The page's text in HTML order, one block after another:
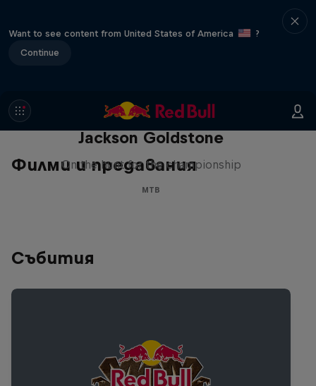
Want to see content from United States of America
?
Continue
Филми и предавания
The Search for Milliseconds:
Jackson Goldstone
On the hunt for the championship
MTB
Събития